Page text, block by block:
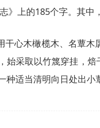
上的185个字。其中
心木橄榄木、名蕈
始采取以竹篾穿挂，
种适当清明向日处出